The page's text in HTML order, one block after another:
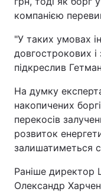
компанією
"У таких умовах
довгострокових і
підкреслив
На думку
накопичених
перекосів
розвиток
залишатиметься
Раніше директор
Олександр